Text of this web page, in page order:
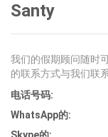
Santy
我们的假期顾问随时
的联系方式与我们联系
电话号码:
WhatsApp的: